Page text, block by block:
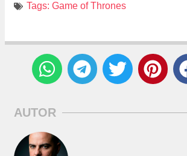
Tags: Game of Thrones
AUTOR